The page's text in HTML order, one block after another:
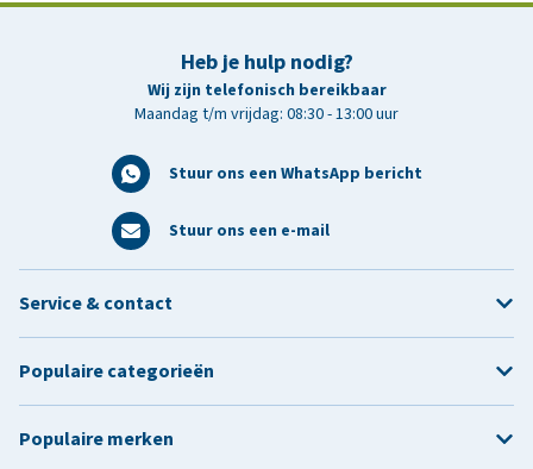
Heb je hulp nodig?
Wij zijn telefonisch bereikbaar
Maandag t/m vrijdag: 08:30 - 13:00 uur
Stuur ons een WhatsApp bericht
Stuur ons een e-mail
Service & contact
Populaire categorieën
Populaire merken